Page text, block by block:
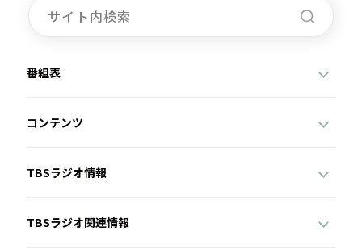
番組表
コンテンツ
TBSラジオ情報
TBSラジオ関連情報